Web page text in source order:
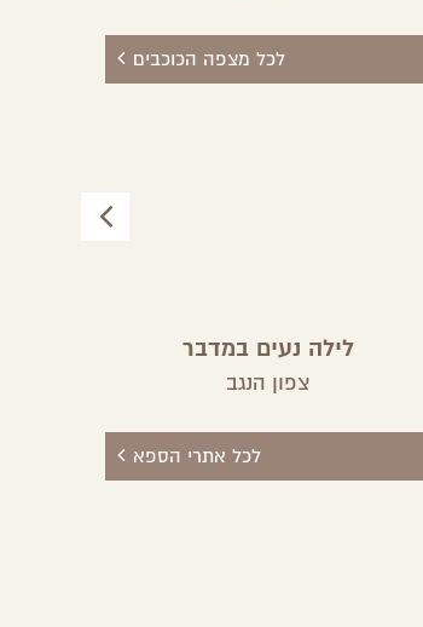
לכל מצפה הכוכבים
לילה נעים במדבר
צפון הנגב
לכל אתרי הספא